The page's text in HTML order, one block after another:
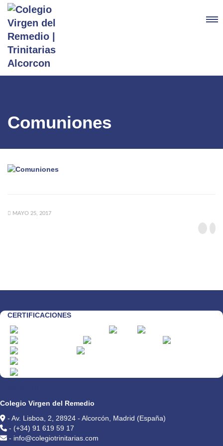
Comuniones
MAYO 25, 2017
CERTIFICACIONES
Colegio Virgen del Remedio
- Av. Lisboa, 2, 28924 - Alcorcón, Madrid (España)
- (+34) 91 619 59 17
- info@colegiotrinitarias.com